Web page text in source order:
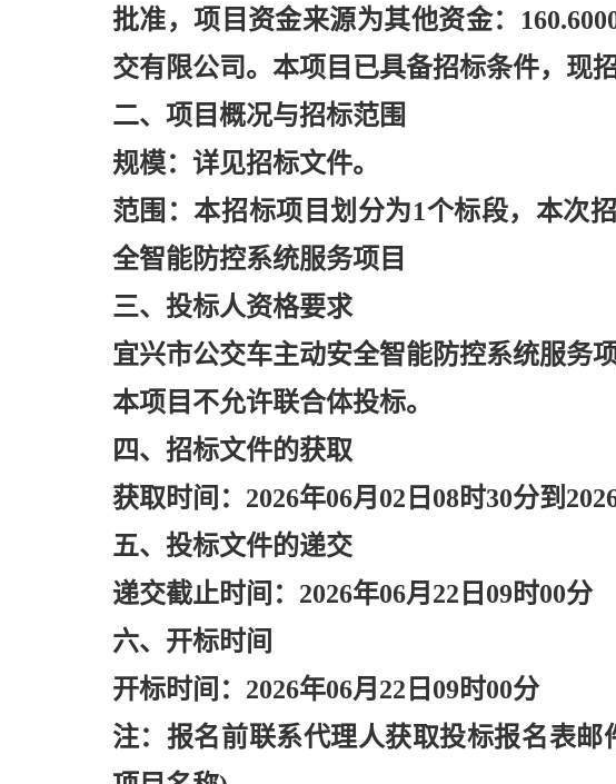
批准，项目资金来源为其他资金：
交有限公司。本项目已具备招标条件，现
二、项目概况与招标范围
规模：详见招标文件。
范围：本招标项目划分为1个标段，本次
全智能防控系统服务项目
三、投标人资格要求
宜兴市公交车主动安全智能防控系统服务
本项目不允许联合体投标。
四、招标文件的获取
获取时间： 2026年06月02日08时30分到
五、投标文件的递交
递交截止时间： 2026年06月22日09时00分
六、开标时间
开标时间： 2026年06月22日09时00分
注：报名前联系代理人获取投标报名表邮